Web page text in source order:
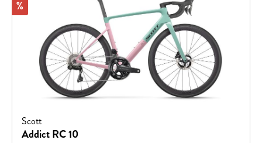
Rabatt
%
Scott
Addict RC 10